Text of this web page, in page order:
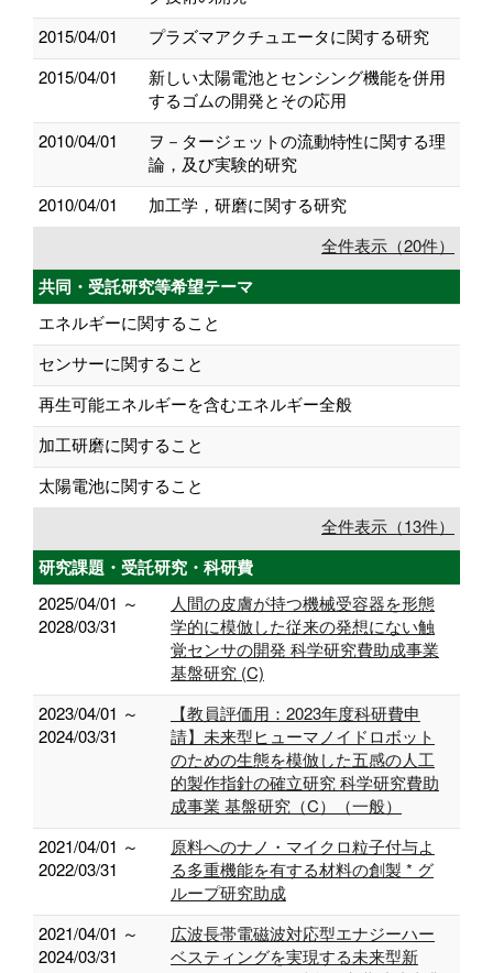
2015/04/01
プラズマアクチュエータに関する研究
2015/04/01
新しい太陽電池とセンシング機能を併用
するゴムの開発とその応用
2010/04/01
ヲ－タージェットの流動特性に関する理
論，及び実験的研究
2010/04/01
加工学，研磨に関する研究
全件表示（20件）
共同・受託研究等希望テーマ
エネルギーに関すること
センサーに関すること
再生可能エネルギーを含むエネルギー全般
加工研磨に関すること
太陽電池に関すること
全件表示（13件）
研究課題・受託研究・科研費
2025/04/01 ～
2028/03/31
人間の皮膚が持つ機械受容器を形態
学的に模倣した従来の発想にない触
覚センサの開発 科学研究費助成事業
基盤研究 (C)
2023/04/01 ～
2024/03/31
【教員評価用：2023年度科研費申
請】未来型ヒューマノイドロボット
のための生態を模倣した五感の人工
的製作指針の確立研究 科学研究費助
成事業 基盤研究（C）（一般）
2021/04/01 ～
2022/03/31
原料へのナノ・マイクロ粒子付与よ
る多重機能を有する材料の創製 * グ
ループ研究助成
2021/04/01 ～
2024/03/31
広波長帯電磁波対応型エナジーハー
ベスティングを実現する未来型新